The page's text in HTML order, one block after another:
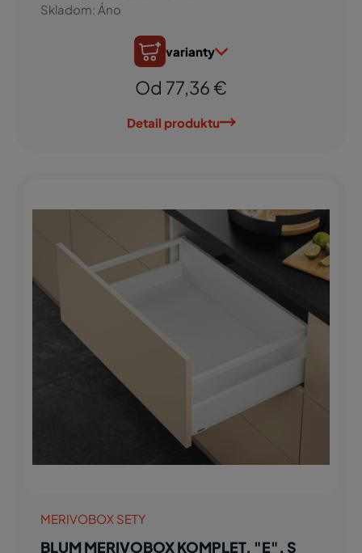
Skladom: Áno
varianty
Od 77,36 €
Detail produktu
MERIVOBOX SETY
BLUM MERIVOBOX KOMPLET, "E", S